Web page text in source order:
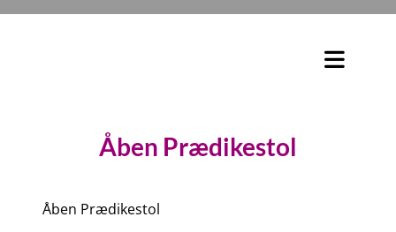
Åben Prædikestol
Åben Prædikestol